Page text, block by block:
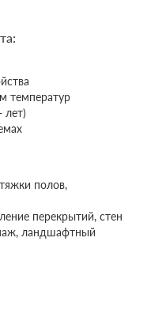
температур
лет)
полов,
перекрытий, стен
ландшафтный